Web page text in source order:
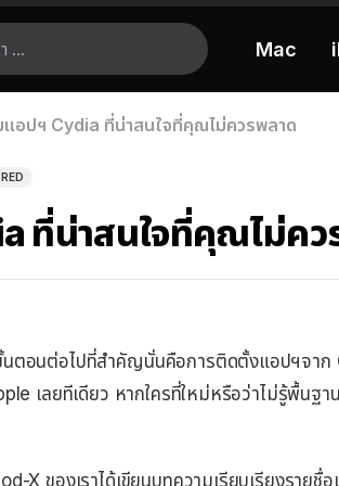
Mac
แอปฯ Cydia ที่น่าสนใจที่คุณไม่ควรพลาด
ที่น่าสนใจที่คุณไม่คว
ตอนต่อไปที่สำคัญนั่นคือการติดตั้งแอปฯจาก
เลยทีเดียว หากใครที่ใหม่หรือว่าไม่รู้พื้นฐา
X ของเราได้เขียนบทความเรียบเรียงรายชื่